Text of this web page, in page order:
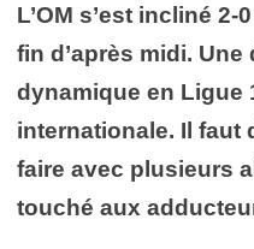
L’OM s’est incliné
fin d’après midi.
dynamique en Ligue
internationale. Il faut
faire avec plusieurs
touché aux